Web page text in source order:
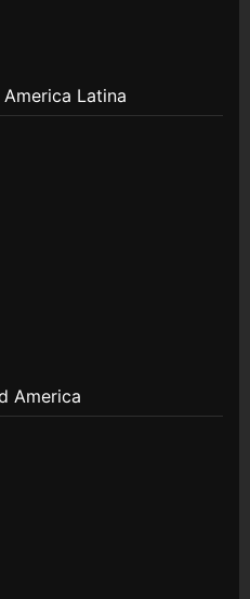
America Latina
America